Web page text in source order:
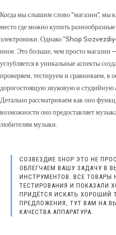
Когда мы слышим слово "магазин", мы
место где можно купить
электроники. Однако "Shop
иное. Это больше, чем просто магазин
углубляется в уникальные аспекты
проверяем, тестируем и сравниваем,
дорогостоящую звуковую и студийную
Детально рассматриваем как оно
возможности оно предоставляет
любителям музыки.
СОЗВЕЗДИЕ SHOP ЭТО НЕ
ОБЛЕГЧАЕМ ВАШУ ЗАДАЧУ В
ИНСТРУМЕНТОВ. ВСЕ ТОВАРЫ
ТЕСТИРОВАНИЯ И ПОКАЗАЛИ
ПРИДЁТСЯ ИСКАТЬ ХОРОШИЙ
ПРЕДЛОЖЕНИЯ, ТУТ ВАМ НА
КАЧЕСТВА АППАРАТУРА.